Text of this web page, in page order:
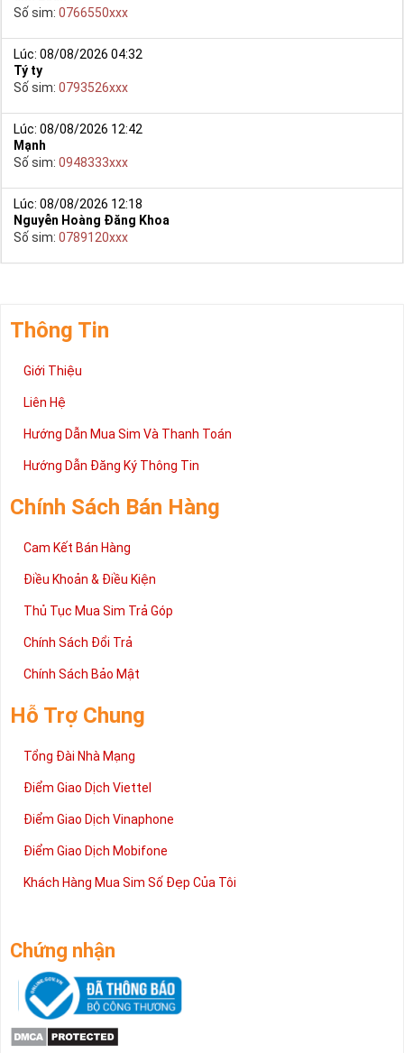
Số sim: 0766550xxx
Lúc: 08/08/2026 04:32
Tý ty
Số sim: 0793526xxx
Lúc: 08/08/2026 12:42
Mạnh
Số sim: 0948333xxx
Lúc: 08/08/2026 12:18
Nguyễn Hoàng Đăng Khoa
Số sim: 0789120xxx
Thông Tin
Giới Thiệu
Liên Hệ
Hướng Dẫn Mua Sim Và Thanh Toán
Hướng Dẫn Đăng Ký Thông Tin
Chính Sách Bán Hàng
Cam Kết Bán Hàng
Điều Khoản & Điều Kiện
Thủ Tục Mua Sim Trả Góp
Chính Sách Đổi Trả
Chính Sách Bảo Mật
Hỗ Trợ Chung
Tổng Đài Nhà Mạng
Điểm Giao Dịch Viettel
Điểm Giao Dịch Vinaphone
Điểm Giao Dịch Mobifone
Khách Hàng Mua Sim Số Đẹp Của Tôi
Chứng nhận